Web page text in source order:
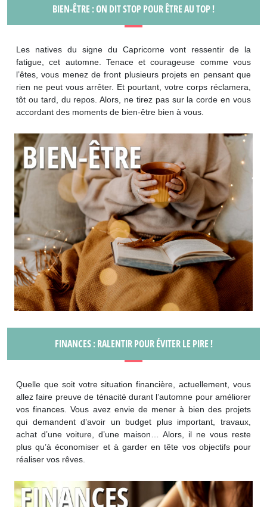
BIEN-ÊTRE : ON DIT STOP POUR ÊTRE AU TOP !
Les natives du signe du Capricorne vont ressentir de la
fatigue, cet automne. Tenace et courageuse comme vous
l’êtes, vous menez de front plusieurs projets en pensant que
rien ne peut vous arrêter. Et pourtant, votre corps réclamera,
tôt ou tard, du repos. Alors, ne tirez pas sur la corde en vous
accordant des moments de bien-être bien à vous.
FINANCES : RALENTIR POUR ÉVITER LE PIRE !
Quelle que soit votre situation financière, actuellement, vous
allez faire preuve de ténacité durant l’automne pour améliorer
vos finances. Vous avez envie de mener à bien des projets
qui demandent d’avoir un budget plus important, travaux,
achat d’une voiture, d’une maison… Alors, il ne vous reste
plus qu’à économiser et à garder en tête vos objectifs pour
réaliser vos rêves.